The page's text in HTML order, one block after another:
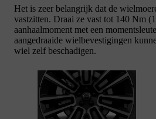
Het is zeer belangrijk dat de
vastzitten. Draai ze vast tot 140 Nm
aanhaalmoment met een
aangedraaide wielbevestigingen
wiel zelf beschadigen.